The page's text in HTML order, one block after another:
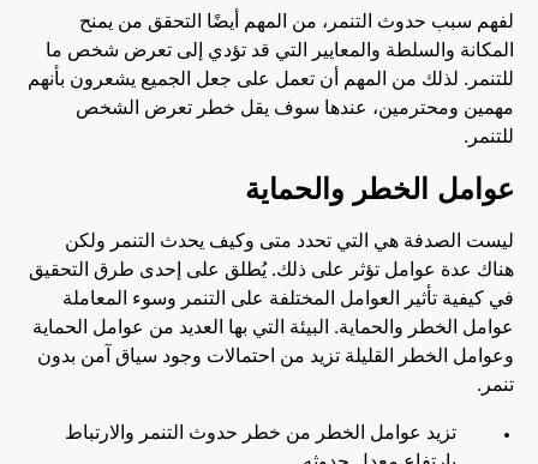
لفهم سبب حدوث التنمر، من المهم أيضًا التحقق من يمنح
المكانة والسلطة والمعايير التي قد تؤدي إلى تعرض شخص ما
للتنمر. لذلك من المهم أن تعمل على جعل الجميع يشعرون بأنهم
مهمين ومحترمين، عندها سوف يقل خطر تعرض الشخص
للتنمر.
عوامل الخطر والحماية
ليست الصدفة هي التي تحدد متى وكيف يحدث التنمر ولكن
هناك عدة عوامل تؤثر على ذلك. يُطلق على إحدى طرق التحقيق
في كيفية تأثير العوامل المختلفة على التنمر وسوء المعاملة
عوامل الخطر والحماية. البيئة التي بها العديد من عوامل الحماية
وعوامل الخطر القليلة تزيد من احتمالات وجود سياق آمن بدون
تنمر.
تزيد عوامل الخطر من خطر حدوث التنمر والارتباط